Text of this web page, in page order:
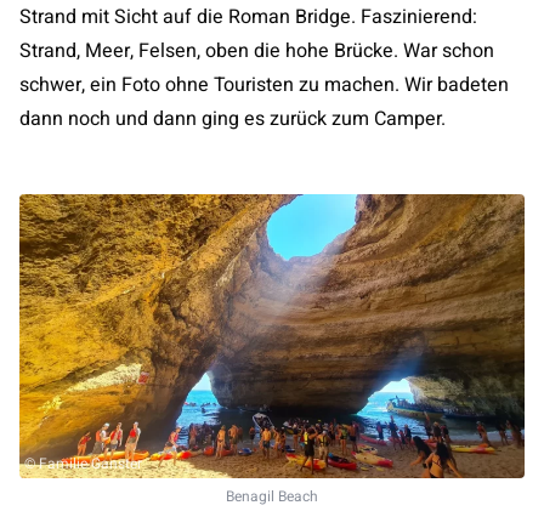
Strand mit Sicht auf die Roman Bridge. Faszinierend:
Strand, Meer, Felsen, oben die hohe Brücke. War schon
schwer, ein Foto ohne Touristen zu machen. Wir badeten
dann noch und dann ging es zurück zum Camper.
© Familie Ganster
Benagil Beach